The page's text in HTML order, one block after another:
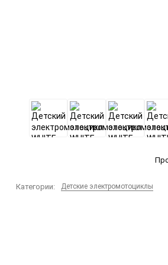
Категории: Детские электромотоциклы